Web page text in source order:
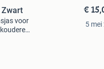
Zwart
voor
€
5 mei